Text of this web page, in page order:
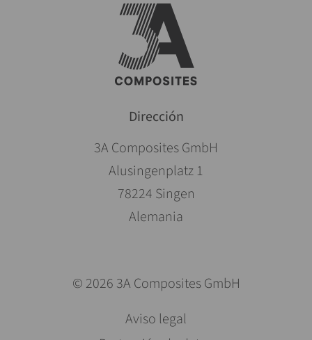
Dirección
3A Composites GmbH
Alusingenplatz 1
78224 Singen
Alemania
© 2026 3A Composites GmbH
Aviso legal